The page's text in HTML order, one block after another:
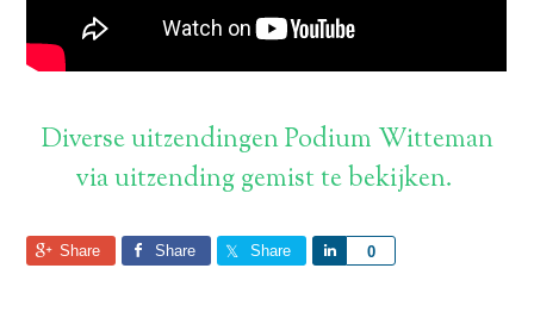
Diverse uitzendingen Podium Witteman
via uitzending gemist te bekijken.
Share Share Share 0
Share